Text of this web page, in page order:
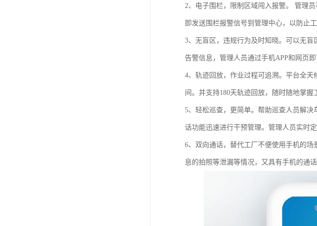
2、电子围栏，限制区域闯入报警。 管理
即发送围栏报警信号到管理中心，以防止
3、无盲区，违规行为及时知晓。可以无
告警信息，管理人员通过手机APP和网页
4、轨迹回放，作业过程可追溯。平台全
间。并支持180天轨迹回放，随时随地掌
5、轻松巡查，更简单。帮助巡查人员解
话功能迅速进行干预管理。管理人员实时
6、双向通话，替代工厂不便使用手机的
息的拍照等泄漏等情况，又具有手机的通